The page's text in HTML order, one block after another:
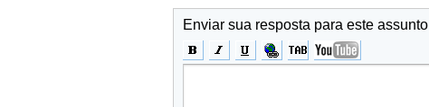
Enviar sua resposta para este assunto